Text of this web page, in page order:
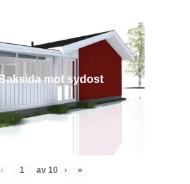
mot sydost
‹ av 10 › »